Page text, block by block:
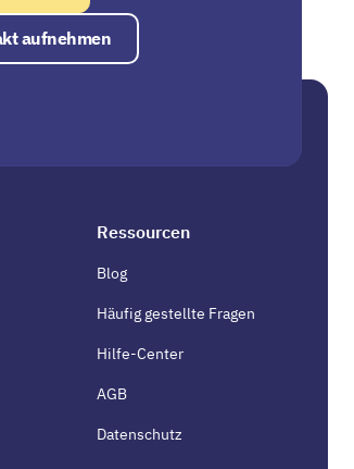
aufnehmen
Ressourcen
Blog
Häufig gestellte Fragen
Hilfe-Center
AGB
Datenschutz